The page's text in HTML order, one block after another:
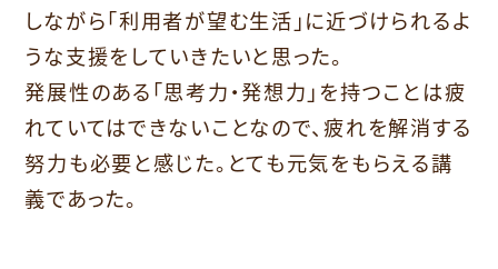
しながら「利用者が望む生活」に近づけられるよ
うな支援をしていきたいと思った。
発展性のある「思考力・発想力」 を持つことは疲
れていてはできないことなので、疲れを解消する
努力も必要と感じた。 とても元気をもらえる講
義であった。